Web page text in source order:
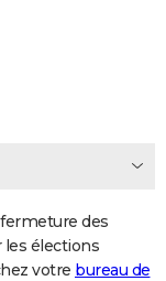
des
les élections
votre bureau de